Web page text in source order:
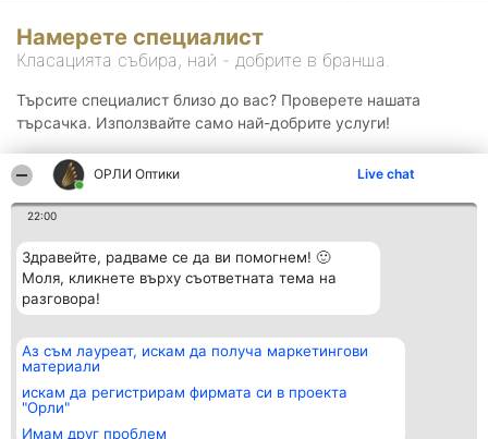
ОРЛИ Оптики Live chat
22:00
Здравейте, радваме се да ви помогнем! 🙂
Моля, кликнете върху съответната тема на
разговора!
Аз съм лауреат, искам да получа маркетингови
материали
искам да регистрирам фирмата си в проекта
"Орли"
Имам друг проблем
Намерете специалист
Класацията събира, най - добрите в бранша.
Търсите специалист близо до вас? Проверете нашата
търсачка. Използвайте само най-добрите услуги!
Организатор на
класиране
BulevardulAleea Timișul De
Sus Nr. 2, Bl. A30, Sc. A, Et.
4, Ap. 13
Класация
всички
Контакти